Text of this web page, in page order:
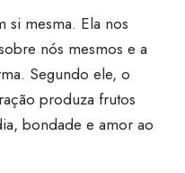
si mesma. Ela nos
nós mesmos e a
Segundo ele, o
produza frutos
bondade e amor ao